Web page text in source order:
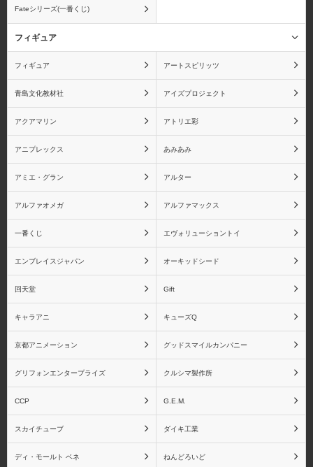
ピッコロ
ドラゴンボール ギガン
ティックシリーズ
ドラゴンボール
S.H.Figuartsシリーズ
ドラゴンボール フィギ
ュアーツZEROシリーズ
ドラゴンボール 魂バデ
ィーズシリーズ
ドラゴンボール
BLOOD OF SAIYANSシ
リーズ
竈門禰󠄀豆子
Fateシリーズ(一番くじ)
フィギュア
フィギュア アートスピリッツ
青島文化教材社 アイズプロジェクト
アクアマリン アトリエ彩
アニプレックス あみあみ
アミエ・グラン アルター
アルファオメガ アルファマックス
一番くじ エヴォリューショントイ
エンブレイスジャパン オーキッドシード
回天堂 Gift
キャラアニ キューズQ
京都アニメーション グッドスマイルカンパニー
グリフォンエンタープライズ クルシマ製作所
CCP G.E.M.
スカイチューブ ダイキ工業
ディ・モールト ベネ ねんどろいど